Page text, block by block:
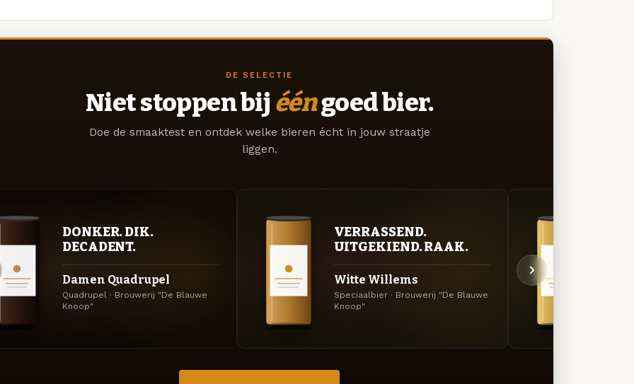
DE SELECTIE
Niet stoppen bij ééngoed bier.
Doe de smaaktest en ontdek welke bieren écht in jouw straatje
liggen.
DONKER. DIK.
DECADENT.
Damen Quadrupel
Quadrupel · Brouwerij "De Blauwe
Knoop"
VERRASSEND.
UITGEKIEND. RAAK.
Witte Willems
Speciaalbier · Brouwerij "De Blauwe
Knoop"